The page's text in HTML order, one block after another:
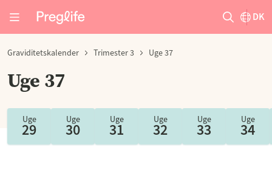
DK
Graviditetskalender Trimester 3 Uge 37
Uge 37
Uge
29
Uge
30
Uge
31
Uge
32
Uge
33
Uge
34